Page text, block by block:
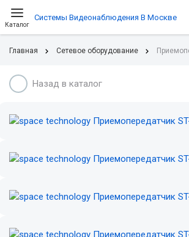
Каталог
Системы Видеонаблюдения В Москве
Главная Сетевое оборудование
Назад в каталог